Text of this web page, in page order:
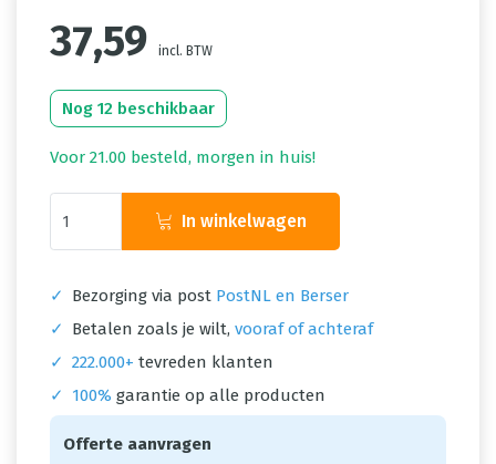
37,59 incl. BTW
Nog 12 beschikbaar
Voor 21.00 besteld, morgen in huis!
In winkelwagen
✓ Bezorging via post PostNL en Berser
✓
Betalen zoals je wilt, vooraf of achteraf
✓ 222.000+ tevreden klanten
✓
100% garantie op alle producten
Offerte aanvragen